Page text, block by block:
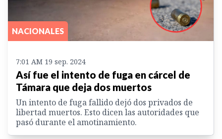
NACIONALES
7:01 AM 19 sep. 2024
Así fue el intento de fuga en cárcel de
Támara que deja dos muertos
Un intento de fuga fallido dejó dos privados de
libertad muertos. Esto dicen las autoridades que
pasó durante el amotinamiento.